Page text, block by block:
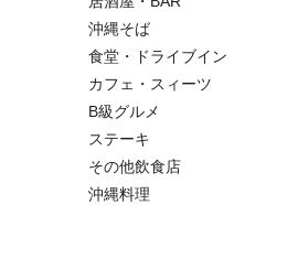
沖縄そば
食堂・ドライブイン
カフェ・スィーツ
B級グルメ
ステーキ
その他飲食店
沖縄料理